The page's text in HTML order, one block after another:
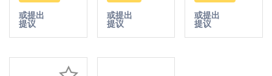
Head 1891
AU -> Make
或提出
提议
Head 1884
-> Make
或提出
提议
Head 1883
-> Make
或提出
提议